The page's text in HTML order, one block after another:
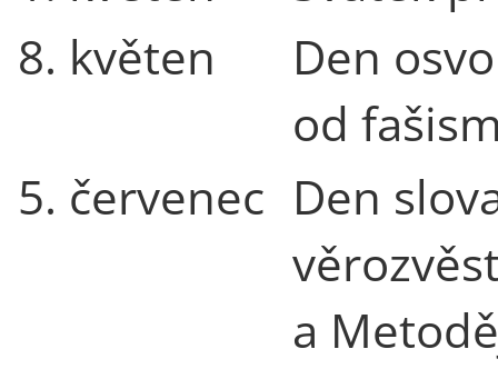
8. květen
Den
od
5. červenec Den
a